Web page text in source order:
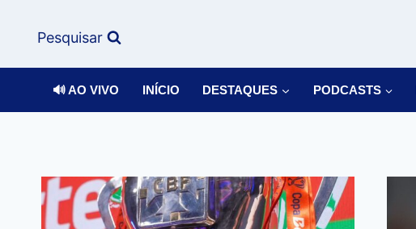
Pesquisar
🔊 AO VIVO INÍCIO DESTAQUES PODCASTS